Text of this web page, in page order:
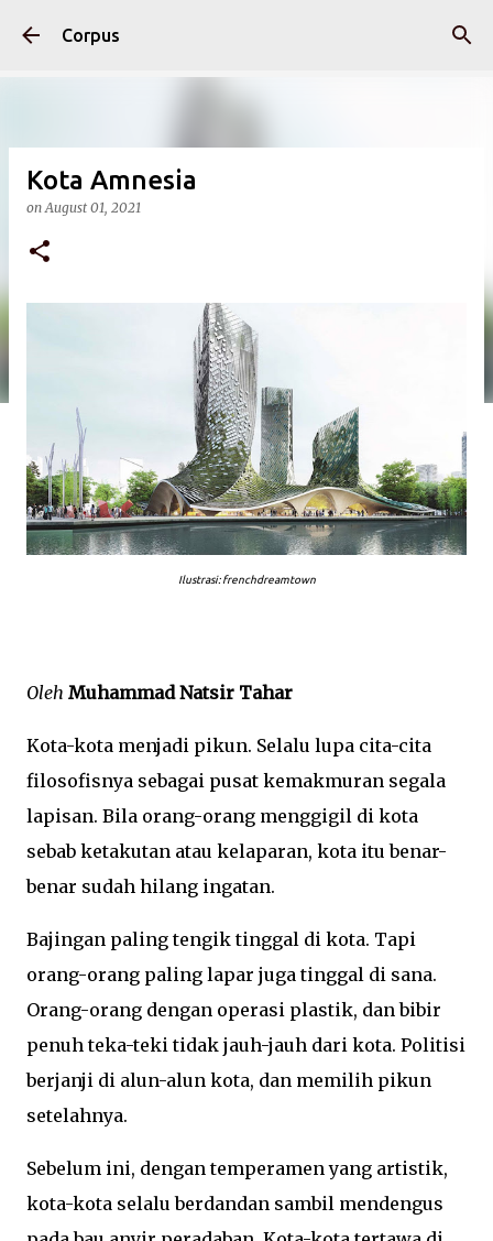
Corpus
Kota Amnesia
onAugust 01, 2021
Ilustrasi: frenchdreamtown
Oleh Muhammad Natsir Tahar
Kota-kota menjadi pikun. Selalu lupa cita-cita
filosofisnya sebagai pusat kemakmuran segala
lapisan. Bila orang-orang menggigil di kota
sebab ketakutan atau kelaparan, kota itu benar-
benar sudah hilang ingatan.
Bajingan paling tengik tinggal di kota. Tapi
orang-orang paling lapar juga tinggal di sana.
Orang-orang dengan operasi plastik, dan bibir
penuh teka-teki tidak jauh-jauh dari kota. Politisi
berjanji di alun-alun kota, dan memilih pikun
setelahnya.
Sebelum ini, dengan temperamen yang artistik,
kota-kota selalu berdandan sambil mendengus